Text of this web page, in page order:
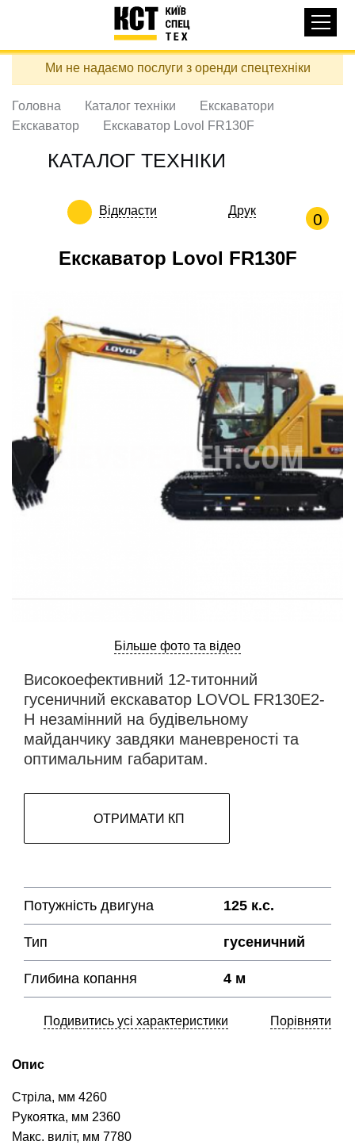
Перейти
вмісту
навигация
КАТАЛОГ ТЕХНІКИ
ДОСТАВКА ТА ОПЛАТА
ПРО НАС
КОНТАКТИ
+38 (097) 746-67-04 ЗАДАТИ ПИТАННЯ
ua
Ми не надаємо послуги з оренди спецтехніки
Головна Каталог техніки
Екскаватори
Екскаватор
Екскаватор Lovol FR130F
КАТАЛОГ ТЕХНІКИ
Відкласти Друк 0
Екскаватор Lovol FR130F
Більше фото та відео
Високоефективний 12-титонний
гусеничний екскаватор LOVOL FR130E2-
H незамінний на будівельному
майданчику завдяки маневреності та
оптимальним габаритам.
ОТРИМАТИ КП
Потужність двигуна 125 к.с.
Тип гусеничний
Глибина копання 4 м
Подивитись усі характеристики Порівняти
Опис
Стріла, мм 4260
Рукоятка, мм 2360
Макс. виліт, мм 7780